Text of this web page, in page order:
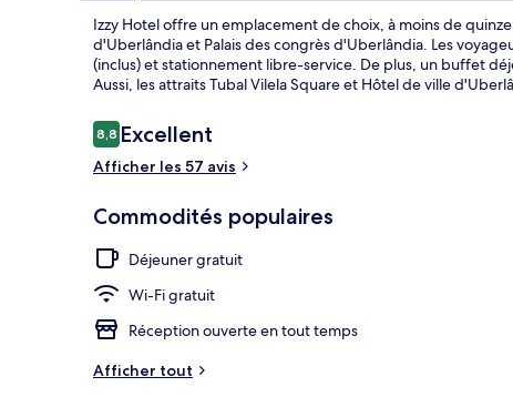
Izzy Hotel offre un emplacement de choix, à moins de
d'Uberlândia et Palais des congrès d'Uberlândia. Les
(inclus) et stationnement libre-service. De plus, un buffet
Aussi, les attraits Tubal Vilela Square et Hôtel de ville
Avis
8,88,8 sur 10 –
Excellent
Afficher les 57 avis
Commodités populaires
Déjeuner gratuit
Wi-Fi gratuit
Réception ouverte en tout temps
Afficher tout